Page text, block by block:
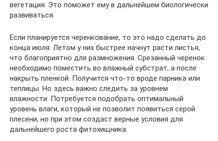
вегетация. Это поможет ему в дальнейшем биологически
развиваться.
Если планируется черенкование, то это надо сделать до
конца июля. Летом у них быстрее начнут расти листья,
что благоприятно для размножения. Срезанный черенок
необходимо поместить во влажный субстрат, а после
накрыть пленкой. Получится что-то вроде парника или
теплицы. Но здесь важно следить за уровнем
влажности. Потребуется подобрать оптимальный
уровень влаги, который не позволит появиться серой
плесени, но при этом создаст верные условия для
дальнейшего роста фитохищника.